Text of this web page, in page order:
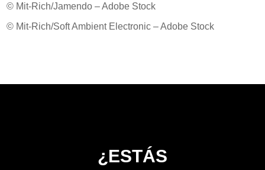
© Mit-Rich/Jamendo – Adobe Stock
© Mit-Rich/Soft Ambient Electronic – Adobe Stock​
¿ESTÁS